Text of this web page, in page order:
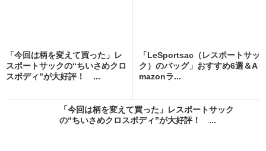
「今回は柄を変えて買った」レ
スポートサックの“ちいさめクロ
スボディ”が大好評！ ...
「LeSportsac（レスポートサッ
ク）のバッグ」おすすめ6選＆A
mazonラ...
「今回は柄を変えて買った」レスポートサック
の“ちいさめクロスボディ”が大好評！ ...